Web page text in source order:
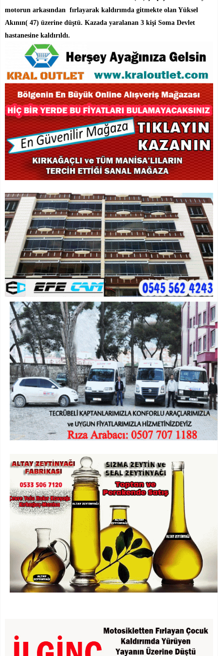
motorun arkasından fırlayarak kaldırımda gitmekte olan Yüksel
Akının( 47) üzerine düştü. Kazada yaralanan 3 kişi Soma Devlet
hastanesine kaldırıldı.